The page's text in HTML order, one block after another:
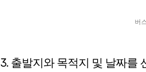
버
3. 출발지와 목적지 및 날짜를